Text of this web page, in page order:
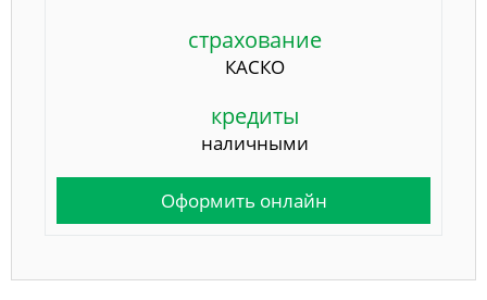
страхование
КАСКО
кредиты
наличными
Оформить онлайн